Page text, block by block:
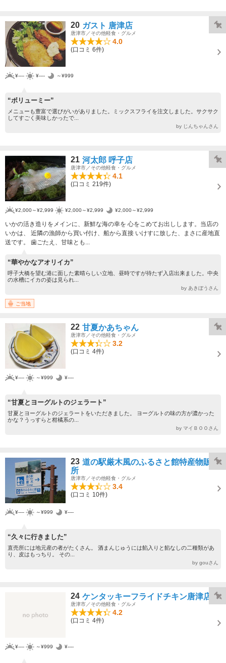
20 ガスト 唐津店
唐津市／その他軽食・グルメ
4.0
(口コミ 6件)
¥---- ¥---- ～¥999
“ボリューミー”
メニューも豊富で選びがいがありました。ミックスフライを注文しました。サクサク
してすごく美味しかったで...
by じんちゃんさん
21 河太郎 呼子店
唐津市／その他軽食・グルメ
4.1
(口コミ 219件)
¥2,000～¥2,999 ¥2,000～¥2,999 ¥2,000～¥2,999
いかの活き造りをメインに、新鮮な海の幸を 心をこめてお出しします。当店の
いかは、 近隣の漁師から買い付け、船から直接 いけすに放した、まさに産地直
送です。 歯ごたえ、甘味とも...
“華やかなアオリイカ”
呼子大橋を望む港に面した素晴らしい立地、昼時ですが待たず入店出来ました。中央
の水槽にイカの姿は見られ...
by あきぼうさん
ご当地
22 甘夏かあちゃん
唐津市／その他軽食・グルメ
3.2
(口コミ 4件)
¥---- ～¥999 ¥----
“甘夏とヨーグルトのジェラート”
甘夏とヨーグルトのジェラートをいただきました。 ヨーグルトの味の方が濃かった
かな？うっすらと柑橘系の...
by マイＢＯＯさん
23 道の駅厳木風のふるさと館特産物販売
所
唐津市／その他軽食・グルメ
3.4
(口コミ 10件)
¥---- ～¥999 ¥----
“久々に行きました”
直売所には地元産の者がたくさん。 酒まんじゅうには餡入りと餡なしの二種類があ
り、皮はもっちり。 その...
by gouさん
24 ケンタッキーフライドチキン唐津店
唐津市／その他軽食・グルメ
4.2
(口コミ 4件)
¥---- ～¥999 ¥----